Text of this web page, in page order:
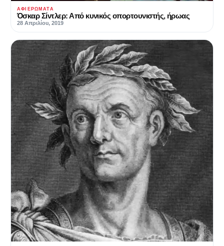
ΑΦΙΕΡΏΜΑΤΑ
Όσκαρ Σίντλερ: Από κυνικός οπορτουνιστής, ήρωας
28 Απριλίου, 2019